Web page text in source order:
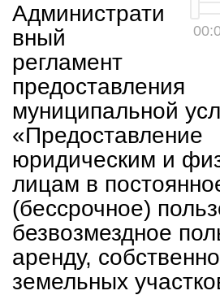
Администрати
вный
регламент
предоставления
муниципальной
«Предоставление
юридическим и
лицам в
(бессрочное)
безвозмездное
аренду,
земельных